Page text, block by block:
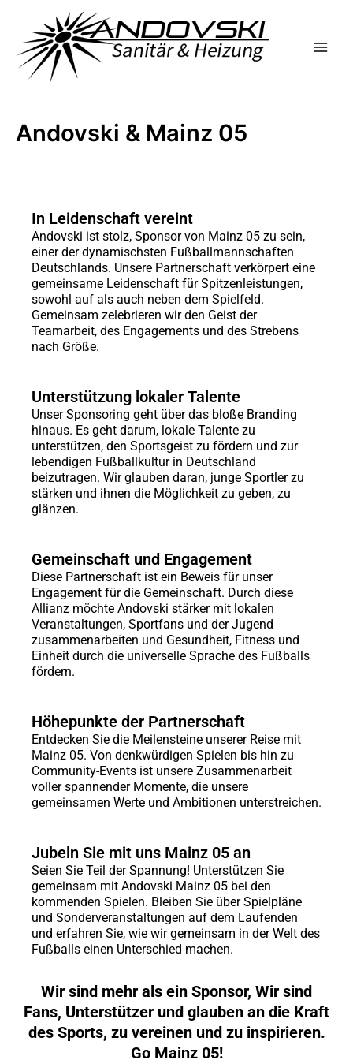
springen
Andovski & Mainz 05
In Leidenschaft vereint
Andovski ist stolz, Sponsor von Mainz 05 zu sein,
einer der dynamischsten Fußballmannschaften
Deutschlands. Unsere Partnerschaft verkörpert eine
gemeinsame Leidenschaft für Spitzenleistungen,
sowohl auf als auch neben dem Spielfeld.
Gemeinsam zelebrieren wir den Geist der
Teamarbeit, des Engagements und des Strebens
nach Größe.
Unterstützung lokaler Talente
Unser Sponsoring geht über das bloße Branding
hinaus. Es geht darum, lokale Talente zu
unterstützen, den Sportsgeist zu fördern und zur
lebendigen Fußballkultur in Deutschland
beizutragen. Wir glauben daran, junge Sportler zu
stärken und ihnen die Möglichkeit zu geben, zu
glänzen.
Gemeinschaft und Engagement
Diese Partnerschaft ist ein Beweis für unser
Engagement für die Gemeinschaft. Durch diese
Allianz möchte Andovski stärker mit lokalen
Veranstaltungen, Sportfans und der Jugend
zusammenarbeiten und Gesundheit, Fitness und
Einheit durch die universelle Sprache des Fußballs
fördern.
Höhepunkte der Partnerschaft
Entdecken Sie die Meilensteine unserer Reise mit
Mainz 05. Von denkwürdigen Spielen bis hin zu
Community-Events ist unsere Zusammenarbeit
voller spannender Momente, die unsere
gemeinsamen Werte und Ambitionen unterstreichen.
Jubeln Sie mit uns Mainz 05 an
Seien Sie Teil der Spannung! Unterstützen Sie
gemeinsam mit Andovski Mainz 05 bei den
kommenden Spielen. Bleiben Sie über Spielpläne
und Sonderveranstaltungen auf dem Laufenden
und erfahren Sie, wie wir gemeinsam in der Welt des
Fußballs einen Unterschied machen.
Wir sind mehr als ein Sponsor, Wir sind
Fans, Unterstützer und glauben an die Kraft
des Sports, zu vereinen und zu inspirieren.
Go Mainz 05!